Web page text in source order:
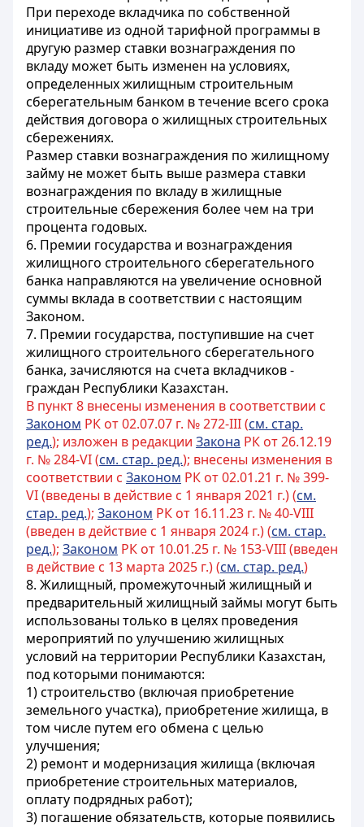
При переходе вкладчика по собственной
инициативе из одной тарифной программы в
другую размер ставки вознаграждения по
вкладу может быть изменен на условиях,
определенных жилищным строительным
сберегательным банком в течение всего срока
действия договора о жилищных строительных
сбережениях.
Размер ставки вознаграждения по жилищному
займу не может быть выше размера ставки
вознаграждения по вкладу в жилищные
строительные сбережения более чем на три
процента годовых.
6. Премии государства и вознаграждения
жилищного строительного сберегательного
банка направляются на увеличение основной
суммы вклада в соответствии с настоящим
Законом.
7. Премии государства, поступившие на счет
жилищного строительного сберегательного
банка, зачисляются на счета вкладчиков -
граждан Республики Казахстан.
В пункт 8 внесены изменения в соответствии с
Законом РК от 02.07.07 г. № 272-III (см. стар.
ред.); изложен в редакции Закона РК от 26.12.19
г. № 284-VI (см. стар. ред.); внесены изменения в
соответствии с Законом РК от 02.01.21 г. № 399-
VI (введены в действие с 1 января 2021 г.) (см.
стар. ред.); Законом РК от 16.11.23 г. № 40-VIII
(введен в действие с 1 января 2024 г.) (см. стар.
ред.); Законом РК от 10.01.25 г. № 153-VIII (введен
в действие с 13 марта 2025 г.) (см. стар. ред.)
8. Жилищный, промежуточный жилищный и
предварительный жилищный займы могут быть
использованы только в целях проведения
мероприятий по улучшению жилищных
условий на территории Республики Казахстан,
под которыми понимаются:
1) строительство (включая приобретение
земельного участка), приобретение жилища, в
том числе путем его обмена с целью
улучшения;
2) ремонт и модернизация жилища (включая
приобретение строительных материалов,
оплату подрядных работ);
3) погашение обязательств, которые появились